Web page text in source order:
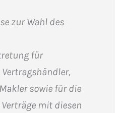
zur Wahl des
für
sowie für die
mit diesen